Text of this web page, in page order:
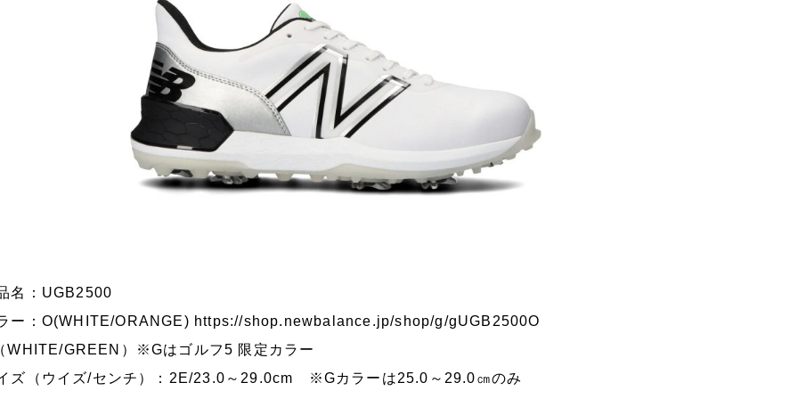
名：UGB2500
ー：O(WHITE/ORANGE) https://shop.newbalance.jp/shop/g/gUGB2500O
WHITE/GREEN）※Gはゴルフ5 限定カラー
ズ（ウイズ/センチ）：2E/23.0～29.0cm ※Gカラーは25.0～29.0㎝のみ